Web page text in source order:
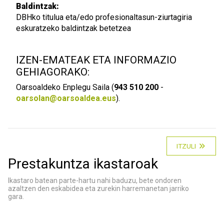
Baldintzak:
DBHko titulua eta/edo profesionaltasun-ziurtagiria
eskuratzeko baldintzak betetzea
IZEN-EMATEAK ETA INFORMAZIO
GEHIAGORAKO:
Oarsoaldeko Enplegu Saila (943 510 200 -
oarsolan@oarsoaldea.eus).
ITZULI
Prestakuntza ikastaroak
Ikastaro batean parte-hartu nahi baduzu, bete ondoren
azaltzen den eskabidea eta zurekin harremanetan jarriko
gara.